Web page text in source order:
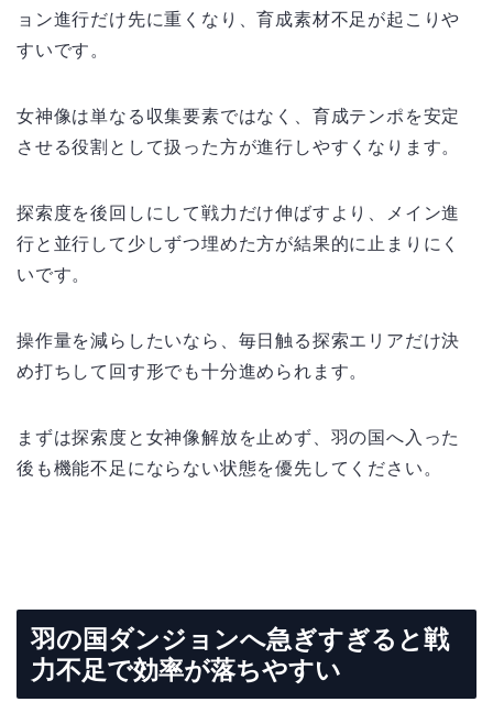
ョン進行だけ先に重くなり、育成素材不足が起こりや
すいです。
女神像は単なる収集要素ではなく、育成テンポを安定
させる役割として扱った方が進行しやすくなります。
探索度を後回しにして戦力だけ伸ばすより、メイン進
行と並行して少しずつ埋めた方が結果的に止まりにく
いです。
操作量を減らしたいなら、毎日触る探索エリアだけ決
め打ちして回す形でも十分進められます。
まずは探索度と女神像解放を止めず、羽の国へ入った
後も機能不足にならない状態を優先してください。
羽の国ダンジョンへ急ぎすぎると戦
力不足で効率が落ちやすい